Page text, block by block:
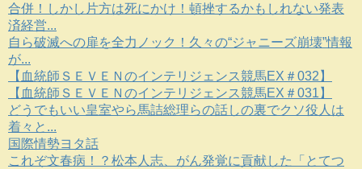
合併！しかし片方は死にかけ！頓挫するかもしれない発表
済経営...
自ら破滅への扉を全力ノック！久々の“ジャニーズ崩壊”情報
が...
【血統師ＳＥＶＥＮのインテリジェンス競馬EX＃032】
【血統師ＳＥＶＥＮのインテリジェンス競馬EX＃031】
どうでもいい皇室やら馬詰総理らの話しの裏でクソ役人は
着々と...
国際情勢ヨタ話
これぞ文春病！？松本人志、がん発覚に貢献した「とてつ